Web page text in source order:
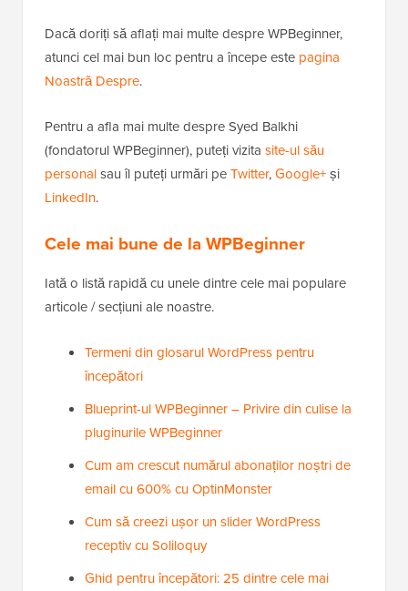
Dacă doriți să aflați mai multe despre WPBeginner,
atunci cel mai bun loc pentru a începe este pagina
Noastră Despre.
Pentru a afla mai multe despre Syed Balkhi
(fondatorul WPBeginner), puteți vizita site-ul său
personalsau îl puteți urmări peTwitter,Google+și
LinkedIn.
Cele mai bune de la WPBeginner
Iată o listă rapidă cu unele dintre cele mai populare
articole / secțiuni ale noastre.
Termeni din glosarul WordPress pentru
începători
Blueprint-ul WPBeginner – Privire din culise la
pluginurile WPBeginner
Cum am crescut numărul abonaților noștri de
email cu 600% cu OptinMonster
Cum să creezi ușor un slider WordPress
receptiv cu Soliloquy
Ghid pentru începători: 25 dintre cele mai